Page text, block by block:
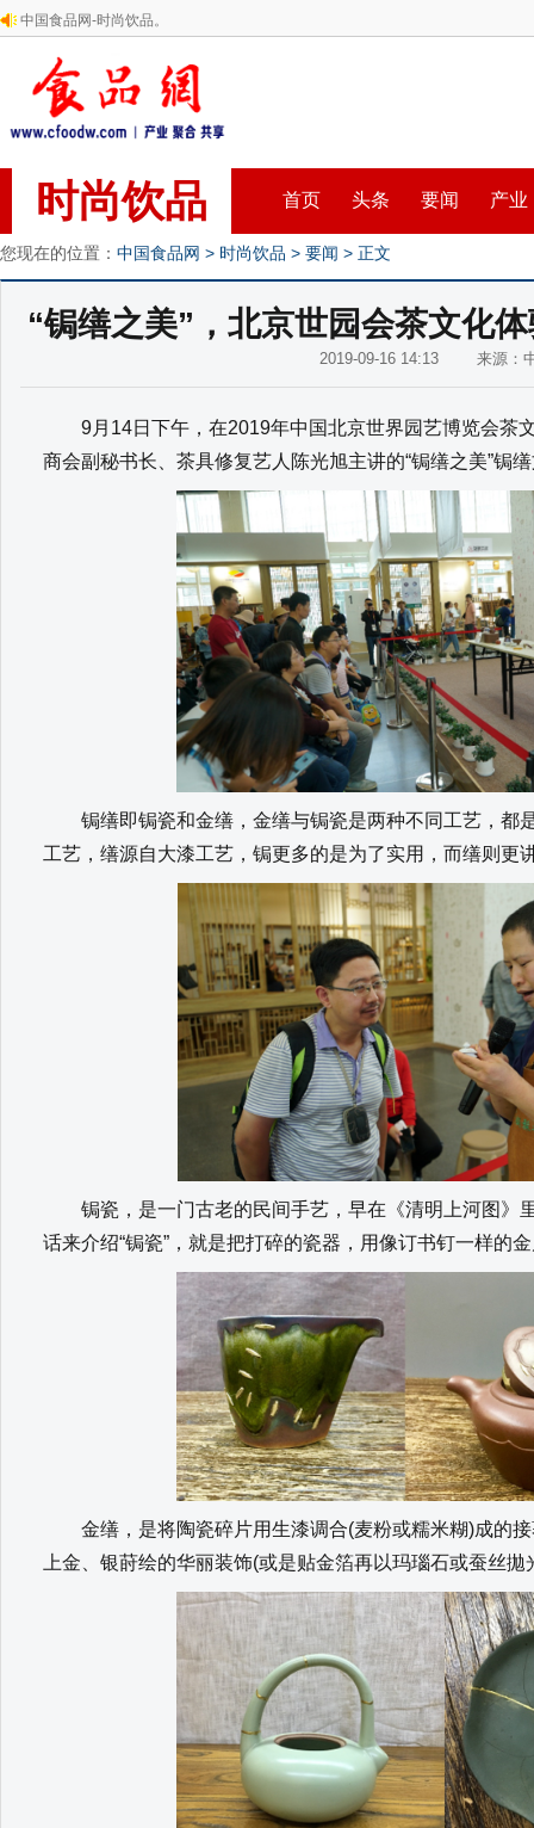
中国食品网-时尚饮品。
时尚饮品 首页 头条 要闻 产业
您现在的位置： 中国食品网 > 时尚饮品 > 要闻 > 正文
“锔缮之美”，北京世园会茶文化
2019-09-16 14:13 来源：
9月14日下午，在2019年中国北京世界园艺博览会茶
商会副秘书长、茶具修复艺人陈光旭主讲的“锔缮之美”锔
锔缮即锔瓷和金缮，金缮与锔瓷是两种不同工艺，都
工艺，缮源自大漆工艺，锔更多的是为了实用，而缮则更
锔瓷，是一门古老的民间手艺，早在《清明上河图》里
话来介绍“锔瓷”，就是把打碎的瓷器，用像订书钉一样的
金缮，是将陶瓷碎片用生漆调合(麦粉或糯米糊)成的接
上金、银莳绘的华丽装饰(或是贴金箔再以玛瑙石或蚕丝拋